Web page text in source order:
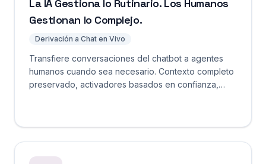
La IA Gestiona lo Rutinario. Los Humanos
Gestionan lo Complejo.
Derivación a Chat en Vivo
Transfiere conversaciones del chatbot a agentes
humanos cuando sea necesario. Contexto completo
preservado, activadores basados en confianza,